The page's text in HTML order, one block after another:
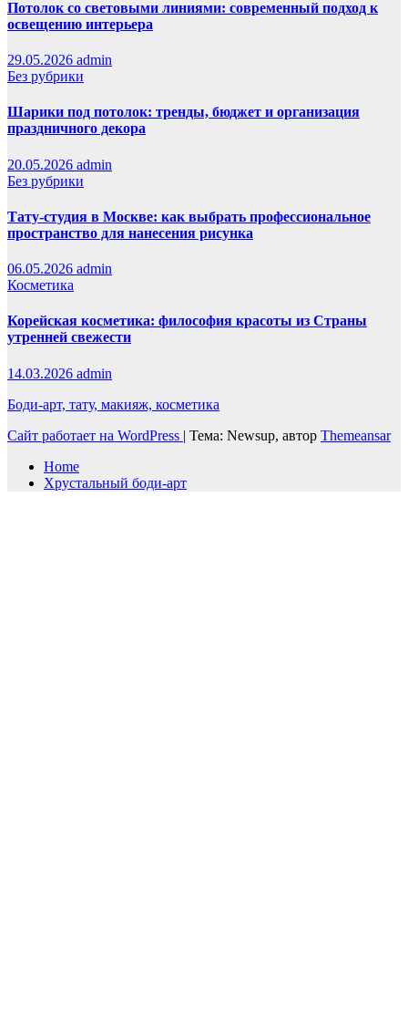
Потолок со световыми линиями: современный подход к
освещению интерьера
29.05.2026 admin
Без рубрики
Шарики под потолок: тренды, бюджет и организация
праздничного декора
20.05.2026 admin
Без рубрики
Тату-студия в Москве: как выбрать профессиональное
пространство для нанесения рисунка
06.05.2026 admin
Косметика
Корейская косметика: философия красоты из Страны
утренней свежести
14.03.2026 admin
Боди-арт, тату, макияж, косметика
Сайт работает на WordPress | Тема: Newsup, автор Themeansar
Home
Хрустальный боди-арт